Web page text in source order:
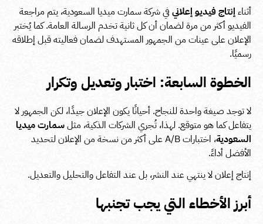
أثناء إنتاج فيديو إعلانيفي شركة سمارت ميديا السعودية، يتم مراجعة
الفيديو أكثر من مرة لضمان أن كل ثانية تخدم الرسالة العامة. كما يُختبر
الإعلان على عينات من الجمهور المستهدف لضمان فعاليته قبل إطلاقه
رسميًا.
الخطوة السابعة: اختبار وتعديل وتكرار
لا توجد صيغة واحدة للنجاح. أحيانًا يكون الإعلان جيدًا، لكن الجمهور لا
يتفاعل كما هو متوقع. لهذا، تُجري الشركات الذكية، مثلسمارت ميديا
السعودية
، اختبارات A/B على أكثر من نسخة من الإعلان لتحديد
الأفضل أداءً.
إنتاج إعلان لا ينتهي عند النشر، بل عند التفاعل والتحليل والتعديل.
أبرز الأخطاء التي يجب تجنبها